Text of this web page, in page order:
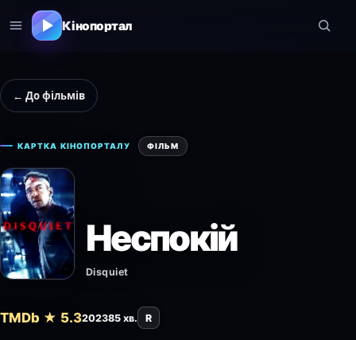
Кінопортал
← До фільмів
КАРТКА КІНОПОРТАЛУ ФІЛЬМ
Неспокій
Disquiet
TMDb ★ 5.3202385 хв. R